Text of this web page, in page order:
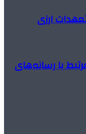
با رسانه‌های